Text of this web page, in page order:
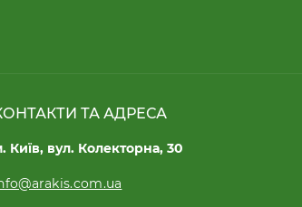
ТА АДРЕСА
Київ, вул. Колекторна, 30